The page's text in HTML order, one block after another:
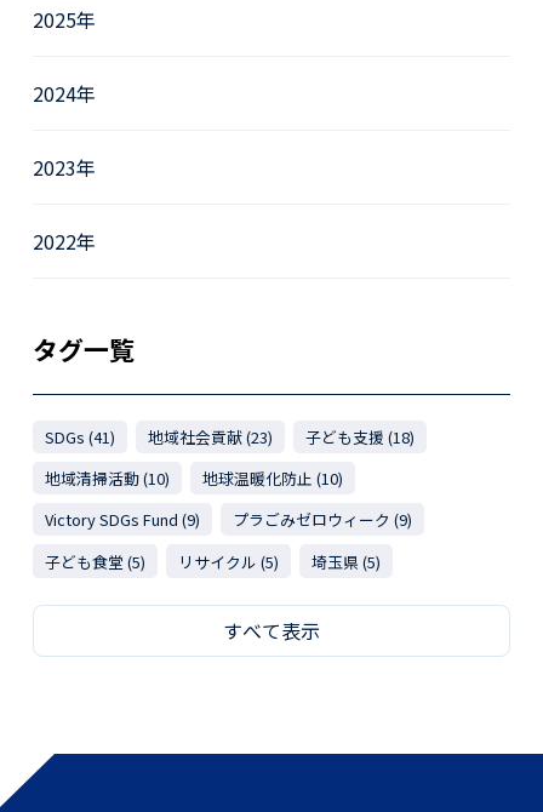
2025年
2024年
2023年
2022年
タグ一覧
SDGs (41) 地域社会貢献 (23)
子ども支援 (18)
地域清掃活動 (10)
地球温暖化防止 (10)
Victory SDGs Fund (9)
プラごみゼロウィーク (9)
子ども食堂 (5)
リサイクル (5) 埼玉県 (5)
すべて表示